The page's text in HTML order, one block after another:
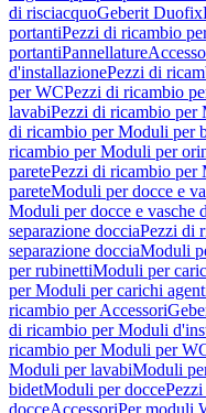
di risciacquoGeberit Duofix
portantiPezzi di ricambio
portantiPannellature
d'installazionePezzi di
per WCPezzi di ricambio
lavabiPezzi di ricambio per
di ricambio per Moduli per
ricambio per Moduli per
paretePezzi di ricambio per
pareteModuli per docce e
Moduli per docce e vasche
separazione docciaPezzi di
separazione docciaModuli
per rubinettiModuli per
per Moduli per carichi
ricambio per Accessori
di ricambio per Moduli
ricambio per Moduli per
Moduli per lavabiModuli
bidetModuli per docce
docceAccessoriPer moduli